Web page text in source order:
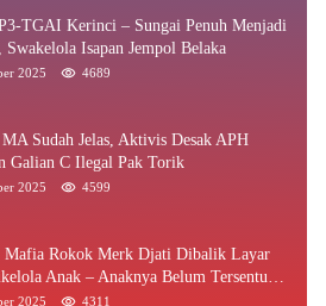
TGAI Kerinci – Sungai Penuh Menjadi
Swakelola Isapan Jempol Belaka
2025 4689
MA Sudah Jelas, Aktivis Desak APH
Galian C Ilegal Pak Torik
2025 4599
Mafia Rokok Merk Djati Dibalik Layar
Anak – Anaknya Belum Tersentuh
Jambi
2025 4311